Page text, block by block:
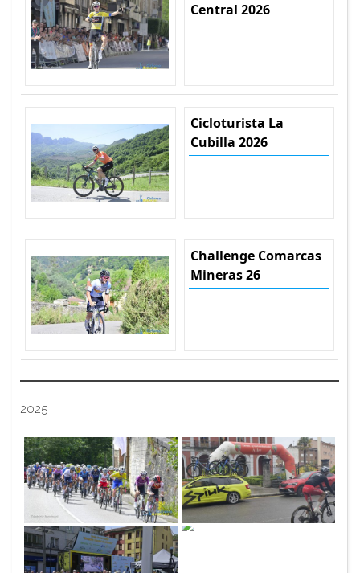
Central 2026
Cicloturista La
Cubilla 2026
Challenge Comarcas
Mineras 26
2025